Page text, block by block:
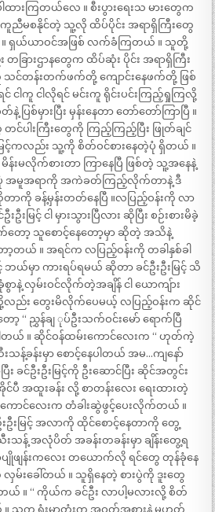
ကြတယ်လေ ။ စီးပွားရေးသ မားတွေက
ကူညီမစနိုင်တဲ့ သူ့လို ထိပ်ပိုင်း အရာရှိကြီးတွေ
။ ရှယ်ယာဝင်အဖြစ် လက်ခံကြတယ် ။ သူတို့
ားဌာနတွေက ထိပ်ဆုံး ပိုင်း အရာရှိကြီး
တန်းတက်ဖက်တို့ ကျောင်းနေဖက်တို့ ဖြစ်
ရင် ငါကူ ငါလိုရင် မင်းကူ ရိုင်းပင်းကြည့်ရှုကြလို့
ပြစ်မှားပြီး မှန်းနေတာ တော်တော်ကြာပြီ ။
တင်ပါးကြီးတွေကို ကြည့်ကြည့်ပြီး ဖြုတ်ချင်
မြင့်ကလည်း သူ့ကို စိတ်ဝင်စားနေတဲ့ပုံ ရှိတယ် ။
မိန်းမလိုက်စားတာ ကြာနေပြီ ဖြစ်တဲ့ သူ့အနေနဲ့
အမူအရာကို အကဲခတ်ကြည့်လိုက်တာနဲ့ ဒီ
ာကို ခန့်မှန်းတတ်နေပြီ ။လပြည့်ဝန်းကို လာ
းမြင့် ငါ မှားသွားပြီလား ဆိုပြီး စဉ်းစားမိခဲ့
တော့ သူစောင့်နေတော့မှာ ဆိုတဲ့ အသိနဲ့
တယ် ။ အရင်က လပြည့်ဝန်းကို တခါနှစ်ခါ
ဘယ်မှာ ကားရပ်ရမယ် ဆိုတာ ခင်ဦးဦးမြင့် သိ
နဲ့ လှမ်းဝင်လိုက်တဲ့အချိန် ငါ ယောကျ်ား
လို့လည်း တွေးမိလိုက်ပေမယ့် လပြည့်ဝန်းက ဆိုင်
“ ညွှန်ချ ုပ်ဦးသက်ဝင်းမော် ရောက်ပြီ
တယ် ။ ဆိုင်ဝန်ထမ်းကောင်လေးက “ ဟုတ်ကဲ့
န့်ခန်းမှာ စောင့်နေပါတယ် အမ…ကျနော်
ြီး ခင်ဦးဦးမြင့်ကို ဦးဆောင်ပြီး ဆိုင်အတွင်း
ပီ အထူးခန်း လို့ စာတန်းလေး ရေးထားတဲ့
ောင်လေးက တံခါးဆွဲဖွင့်ပေးလိုက်တယ် ။
ဦးမြင့် အလာကို ထိုင်စောင့်နေတာကို တွေ့
န့် အလုံပိတ် အခန်းတခန်းမှာ ချိန်းတွေ့ရ
အပျိုဖျန်းကလေး တယောက်လို ရင်တွေ တုန်ခုံနေ
လှမ်းခေါ်တယ် ။ သူရှိနေတဲ့ စားပွဲကို ဒူးတွေ
ယ် ။ “ ကိုယ်က ခင်ဦး လာပါ့မလားလို့ စိတ်
။ သူက ရုံးမှာတုံးက အဝတ်အစားနဲ့ မဟုတ်